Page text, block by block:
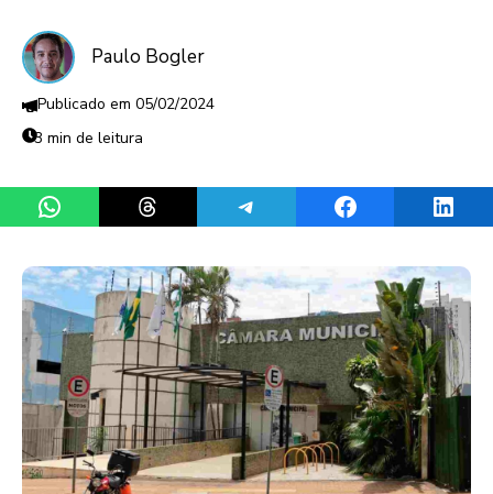
Paulo Bogler
05/02/2024
3 min de leitura
Share on WhatsAppShare on ThreadsShare on TelegramShare on Facebook